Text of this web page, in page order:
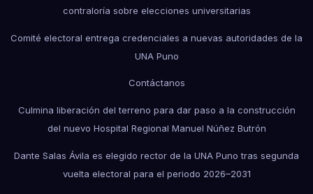
contraloría sobre elecciones universitarias
Comité electoral entrega credenciales a nuevas autoridades de la
UNA Puno
Contáctanos
Culmina liberación del terreno para dar paso a la construcción
del nuevo Hospital Regional Manuel Núñez Butrón
Dante Salas Ávila es elegido rector de la UNA Puno tras segunda
vuelta electoral para el periodo 2026–2031